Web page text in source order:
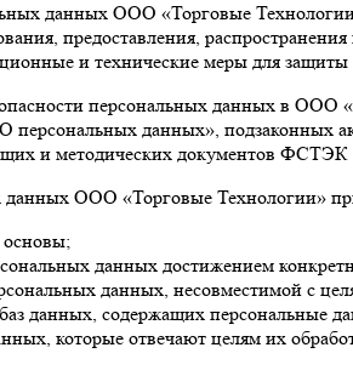
данных ООО «Торговые
предоставления,
и технические меры для
персональных данных в ООО
данных», подзаконных
и методических документов
данных ООО «Торговые Технологии»
основы;
данных достижением
данных, несовместимой с
данных, содержащих персональные
которые отвечают целям их